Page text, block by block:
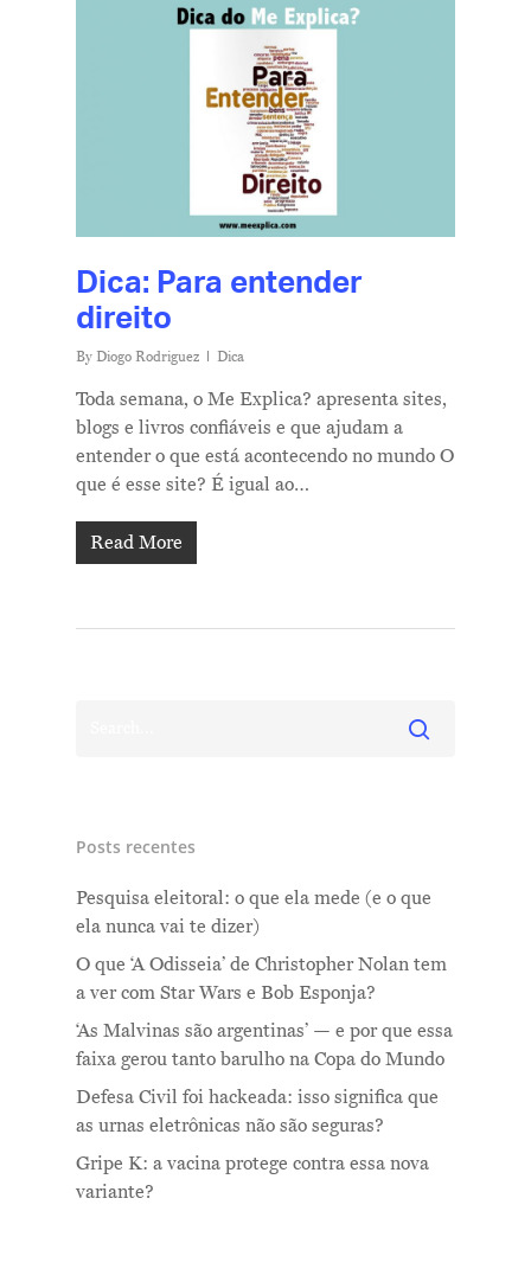
Dica: Para entender
direito
By Diogo Rodriguez Dica
Toda semana, o Me Explica? apresenta sites,
blogs e livros confiáveis e que ajudam a
entender o que está acontecendo no mundo O
que é esse site? É igual ao…
Read More
Posts recentes
Pesquisa eleitoral: o que ela mede (e o que
ela nunca vai te dizer)
O que ‘A Odisseia’ de Christopher Nolan tem
a ver com Star Wars e Bob Esponja?
‘As Malvinas são argentinas’ — e por que essa
faixa gerou tanto barulho na Copa do Mundo
Defesa Civil foi hackeada: isso significa que
as urnas eletrônicas não são seguras?
Gripe K: a vacina protege contra essa nova
variante?